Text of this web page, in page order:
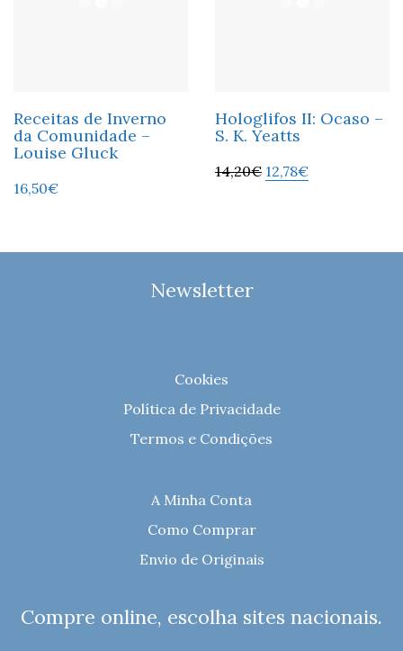
Receitas de Inverno
da Comunidade –
Louise Gluck
16,50€
Hologlifos II: Ocaso –
S. K. Yeatts
14,20€ 12,78€
Newsletter
Cookies
Política de Privacidade
Termos e Condições
A Minha Conta
Como Comprar
Envio de Originais
Compre online, escolha sites nacionais.